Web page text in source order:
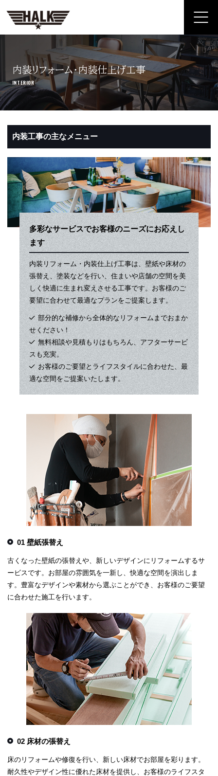
内装リフォーム・内装仕上げ工事
カーラッピングフィルム
建築用塩ビフィルム・窓ガラスフィルム
会社概要
施工の流れ
よくあるご質問
プライバシーポリシー
お問い合わせ
施工事例
お知らせ
スタッフブログ
内装リフォーム・内装仕上げ工事
INTERIOR
内装工事の主なメニュー
多彩なサービスでお客様のニーズにお応えし
ます
内装リフォーム・内装仕上げ工事は、壁紙や床材の
張替え、塗装などを行い、住まいや店舗の空間を美
しく快適に生まれ変えさせる工事です。お客様のご
要望に合わせて最適なプランをご提案します。
部分的な補修から全体的なリフォームまでおまか
せください！
無料相談や見積もりはもちろん、アフターサービ
スも充実。
お客様のご要望とライフスタイルに合わせた、最
適な空間をご提案いたします。
01 壁紙張替え
古くなった壁紙の張替えや、新しいデザインにリフォームするサ
ービスです。お部屋の雰囲気を一新し、快適な空間を演出しま
す。豊富なデザインや素材から選ぶことができ、お客様のご要望
に合わせた施工を行います。
02 床材の張替え
床のリフォームや修復を行い、新しい床材でお部屋を彩ります。
耐久性やデザイン性に優れた床材を提供し、お客様のライフスタ